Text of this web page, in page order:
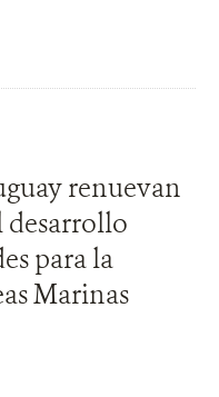
renuevan
desarrollo
para la
Marinas